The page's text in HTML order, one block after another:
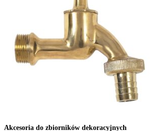
Akcesoria do zbiorników dekoracyjnych